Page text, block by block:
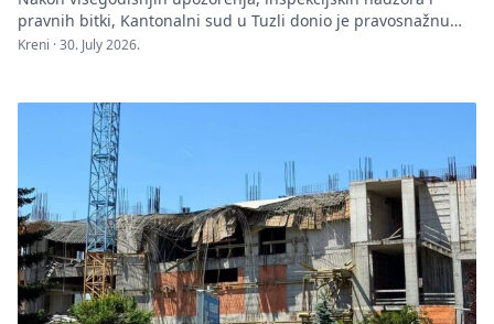
pravnih bitki, Kantonalni sud u Tuzli donio je pravosnažnu
presudu kojom se definitivno potvrđuje trajna zabrana rada
kakva je sudbina studenata koji su uložili godine i novac u
bezvrijedne indekse? Odlukom Kantonalnog suda u […]
Kreni ·30. July 2026.